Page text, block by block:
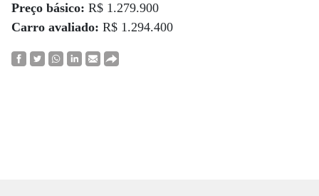
Preço básico: R$ 1.279.900
Carro avaliado: R$ 1.294.400